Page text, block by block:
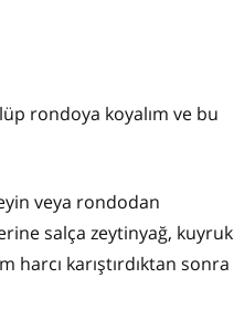
rondoya koyalım ve bu
veya rondodan
salça zeytinyağ, kuyruk
harcı karıştırdıktan sonra